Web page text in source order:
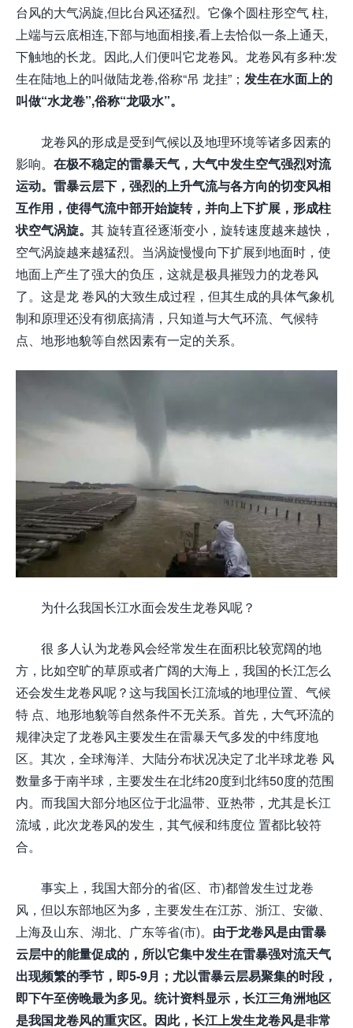
台风的大气涡旋,但比台风还猛烈。它像个圆柱形空气 柱,
上端与云底相连,下部与地面相接,看上去恰似一条上通天,
下触地的长龙。因此,人们便叫它龙卷风。龙卷风有多种:发
生在陆地上的叫做陆龙卷,俗称“吊 龙挂”； 发生在水面上的
叫做“水龙卷”,俗称“龙吸水”。
龙卷风的形成是受到气候以及地理环境等诸多因素的
影响。 在极不稳定的雷暴天气，大气中发生空气强烈对流
运动。雷暴云层下，强烈的上升气流与各方向的切变风相
互作用，使得气流中部开始旋转，并向上下扩展，形成柱
状空气涡旋。 其 旋转直径逐渐变小，旋转速度越来越快，
空气涡旋越来越猛烈。当涡旋慢慢向下扩展到地面时，使
地面上产生了强大的负压，这就是极具摧毁力的龙卷风
了。这是龙 卷风的大致生成过程，但其生成的具体气象机
制和原理还没有彻底搞清，只知道与大气环流、气候特
点、地形地貌等自然因素有一定的关系。
为什么我国长江水面会发生龙卷风呢？
很 多人认为龙卷风会经常发生在面积比较宽阔的地
方，比如空旷的草原或者广阔的大海上，我国的长江怎么
还会发生龙卷风呢？这与我国长江流域的地理位置、气候
特 点、地形地貌等自然条件不无关系。首先，大气环流的
规律决定了龙卷风主要发生在雷暴天气多发的中纬度地
区。其次，全球海洋、大陆分布状况决定了北半球龙卷 风
数量多于南半球，主要发生在北纬20度到北纬50度的范围
内。而我国大部分地区位于北温带、亚热带，尤其是长江
流域，此次龙卷风的发生，其气候和纬度位 置都比较符
合。
事实上，我国大部分的省(区、市)都曾发生过龙卷
风，但以东部地区为多，主要发生在江苏、浙江、安徽、
上海及山东、湖北、广东等省(市)。 由于龙卷风是由雷暴
云层中的能量促成的，所以它集中发生在雷暴强对流天气
出现频繁的季节，即5-9月；尤以雷暴云层易聚集的时段，
即下午至傍晚最为多见。统计资料显示，长江三角洲地区
是我国龙卷风的重灾区。因此，长江上发生龙卷风是非常